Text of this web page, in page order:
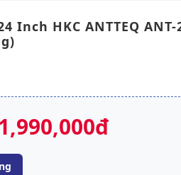
Inch HKC ANTTEQ ANT-
1,990,000đ